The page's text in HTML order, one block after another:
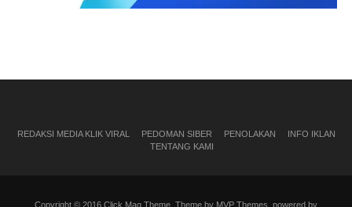
REDAKSI MEDIA KLIK VIRAL PEDOMAN SIBER PENOLAKAN
INFO IKLAN
TENTANG KAMI
Copyright © 2016 Click Mag Theme. Theme by MVP Themes, powered by